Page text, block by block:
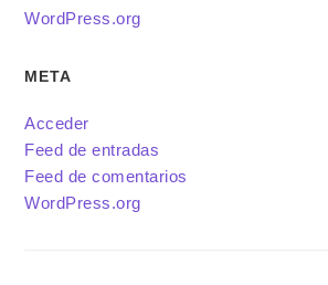
WordPress.org
META
Acceder
Feed de entradas
Feed de comentarios
WordPress.org